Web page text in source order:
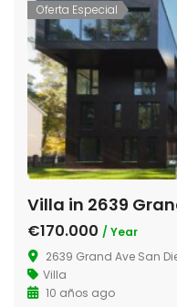
Oferta Especial
Villa in 2639
€170.000 / Year
2639 Grand Ave San
Villa
10 años ago